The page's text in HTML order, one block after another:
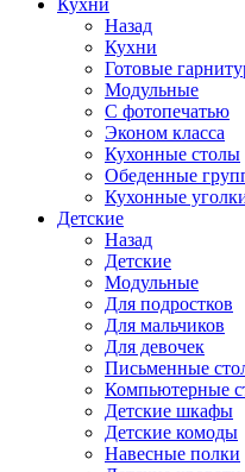
Кухни
Назад
Кухни
Готовые
Модульные
С фотопечатью
Эконом класса
Кухонные столы
Обеденные
Кухонные
Детские
Назад
Детские
Модульные
Для подростков
Для мальчиков
Для девочек
Письменные
Компьютерные
Детские шкафы
Детские комоды
Навесные полки